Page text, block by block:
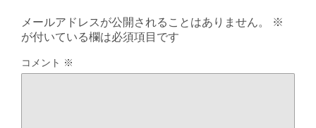
メールアドレスが公開されることはありません。
※
が付いている欄は必須項目です
コメント ※